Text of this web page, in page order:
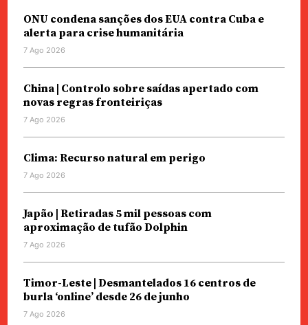
ONU condena sanções dos EUA contra Cuba e
alerta para crise humanitária
7 Ago 2026
China | Controlo sobre saídas apertado com
novas regras fronteiriças
7 Ago 2026
Clima: Recurso natural em perigo
7 Ago 2026
Japão | Retiradas 5 mil pessoas com
aproximação de tufão Dolphin
7 Ago 2026
Timor-Leste | Desmantelados 16 centros de
burla ‘online’ desde 26 de junho
7 Ago 2026